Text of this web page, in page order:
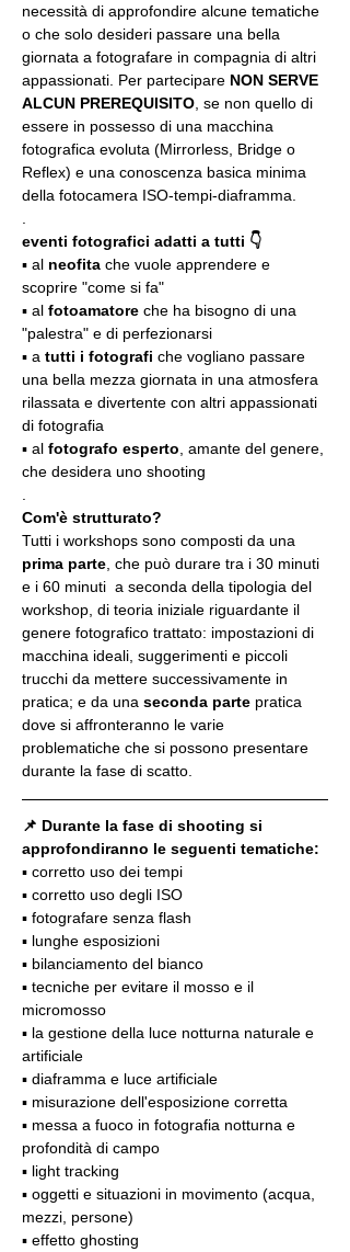
necessità di approfondire alcune tematiche
o che solo desideri passare una bella
giornata a fotografare in compagnia di altri
appassionati. Per partecipare NON SERVE
ALCUN PREREQUISITO , se non quello di
essere in possesso di una macchina
fotografica evoluta (Mirrorless, Bridge o
Reflex) e una conoscenza basica minima
della fotocamera ISO-tempi-diaframma.
eventi fotografici adatti a tutti 👇
▪️ al neofita che vuole apprendere e
scoprire "come si fa"
▪️ al fotoamatore che ha bisogno di una
"palestra" e di perfezionarsi
▪️ a tutti i fotografi che vogliano passare
una bella mezza giornata in una atmosfera
rilassata e divertente con altri appassionati
di fotografia
▪️ al fotografo esperto , amante del genere,
che desidera uno shooting
Com'è strutturato?
Tutti i workshops sono composti da una
prima parte , che può durare tra i 30 minuti
e i 60 minuti  a seconda della tipologia del
workshop, di teoria iniziale riguardante il
genere fotografico trattato: impostazioni di
macchina ideali, suggerimenti e piccoli
trucchi da mettere successivamente in
pratica; e da una seconda parte pratica
dove si affronteranno le varie
problematiche che si possono presentare
durante la fase di scatto.
📌 Durante la fase di shooting si
approfondiranno le seguenti tematiche:
▪️ corretto uso dei tempi
▪️ corretto uso degli ISO
▪️ fotografare senza flash
▪️ lunghe esposizioni
▪️ bilanciamento del bianco
▪️ tecniche per evitare il mosso e il
micromosso
▪️ la gestione della luce notturna naturale e
artificiale
▪️ diaframma e luce artificiale
▪️ misurazione dell'esposizione corretta
▪️ messa a fuoco in fotografia notturna e
profondità di campo
▪️ light tracking
▪️ oggetti e situazioni in movimento (acqua,
mezzi, persone)
▪️ effetto ghosting